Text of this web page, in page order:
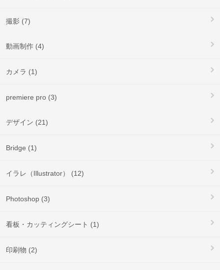
撮影 (7)
動画制作 (4)
カメラ (1)
premiere pro (3)
デザイン (21)
Bridge (1)
イラレ（Illustrator） (12)
Photoshop (3)
看板・カッティングシート (1)
印刷物 (2)